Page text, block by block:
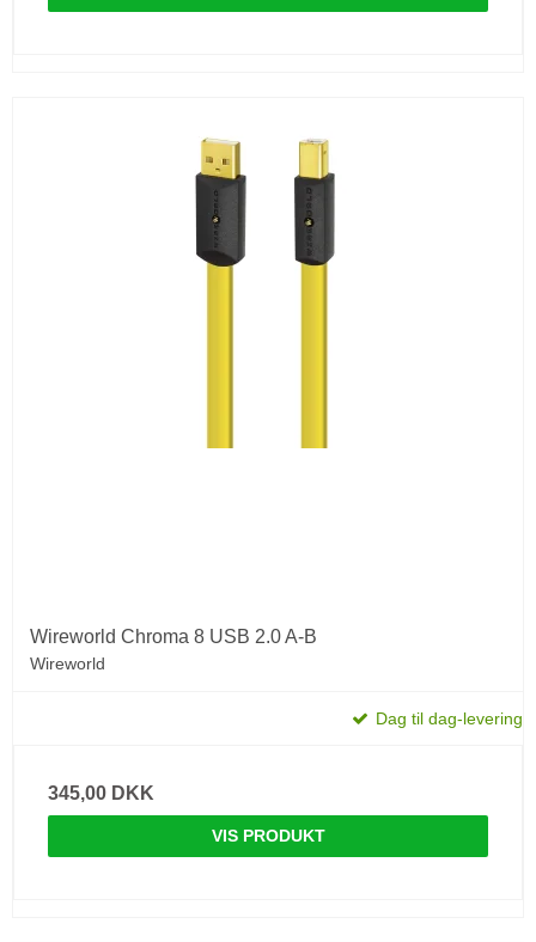
Wireworld Chroma 8 USB 2.0 A-B
Wireworld
Dag til dag-levering
345,00 DKK
VIS PRODUKT